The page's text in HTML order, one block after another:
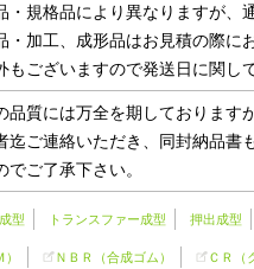
・規格品により異なりますが、
・加工、成形品はお見積の際に
もございますので発送日に関し
品質には万全を期しております
迄ご連絡いただき、同封納品書
でご了承下さい。
型 トランスファー成型 押出成型
ＮＢＲ（合成ゴム） ＣＲ（